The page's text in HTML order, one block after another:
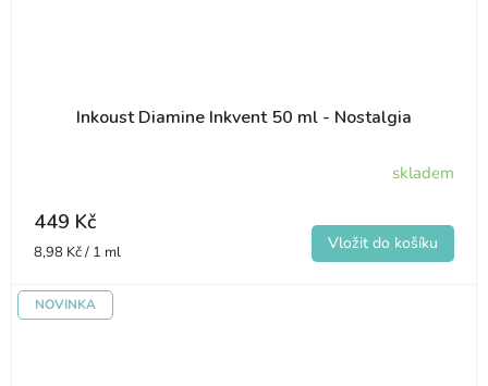
Inkoust Diamine Inkvent 50 ml - Nostalgia
skladem
449 Kč
Měrná
8,98 Kč / 1 ml
NOVINKA